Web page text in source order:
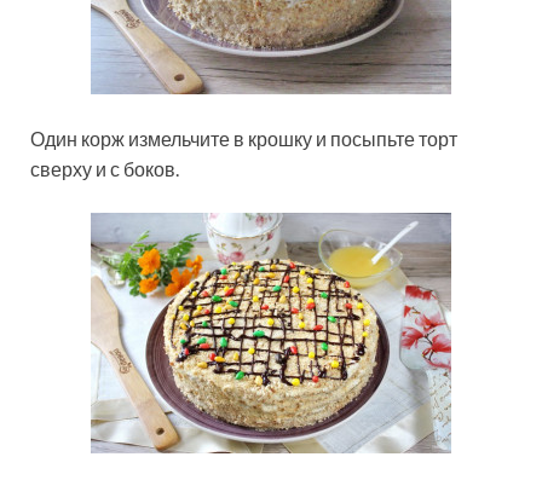
Один корж измельчите в крошку и посыпьте торт
сверху и с боков.